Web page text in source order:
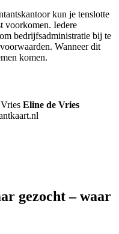
kun je tenslotte
voorkomen. Iedere
bedrijfsadministratie bij te
Wanneer dit
komen.
Eline de Vries
gezocht – waar